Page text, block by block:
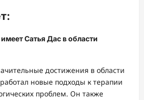
Сатья Дас в области
достижения в области
новые подходы к терапии
проблем. Он также